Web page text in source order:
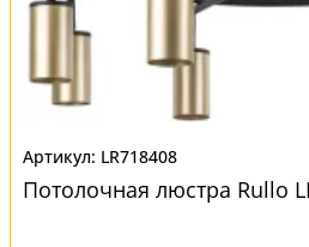
LR718408
Потолочная люстра Rullo